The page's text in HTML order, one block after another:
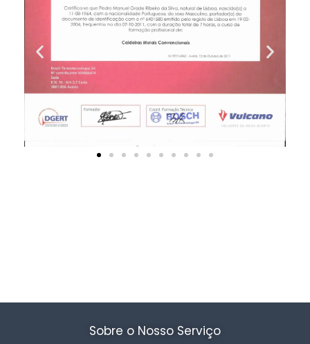
Sobre o Nosso Serviço